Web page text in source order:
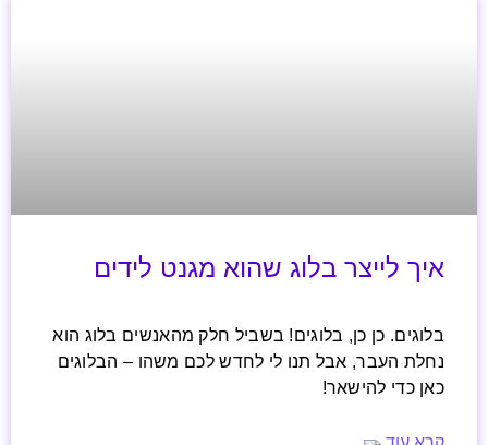
איך לייצר בלוג שהוא מגנט לידים
בלוגים. כן כן, בלוגים! בשביל חלק מהאנשים בלוג הוא
נחלת העבר, אבל תנו לי לחדש לכם משהו – הבלוגים
כאן כדי להישאר!